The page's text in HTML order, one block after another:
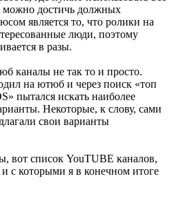
можно достичь должных
является то, что ролики на
люди, поэтому
в разы.
каналы не так то и просто.
на ютюб и через поиск «топ
пытался искать наиболее
Некоторые, к слову, сами
свои варианты
вот список YouTUBE каналов,
с которыми я в конечном итоге